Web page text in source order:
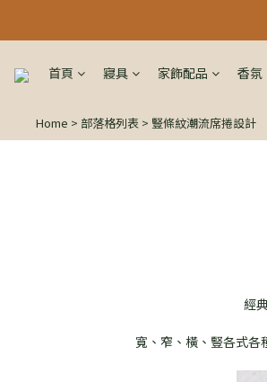
首頁 寢具 家飾配品 香氛
Home > 部落格列表 > 豎條紋潮流席捲設計
經
寬、窄、橫、豎各式各